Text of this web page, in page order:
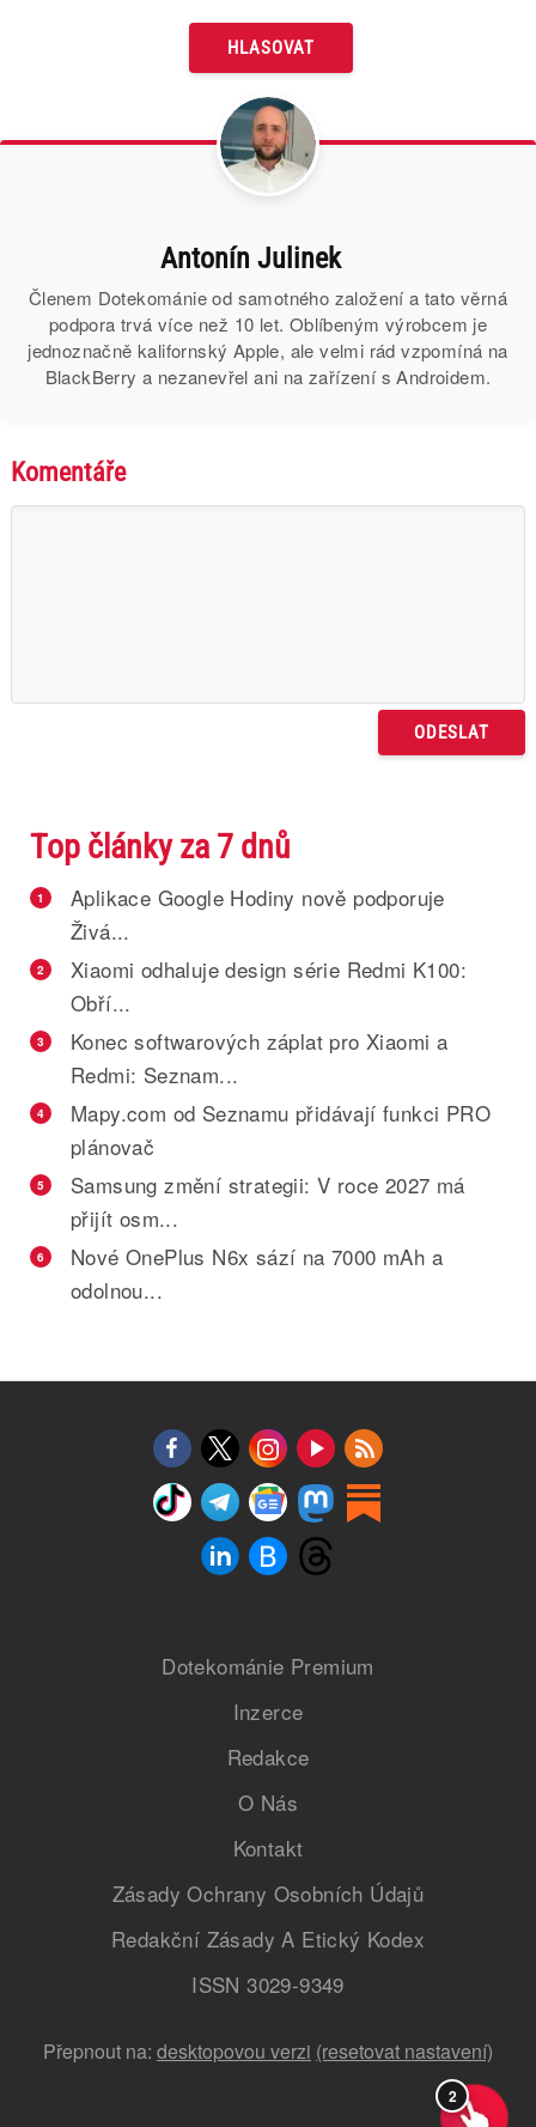
Antonín Julinek
Členem Dotekománie od samotného založení a tato věrná
podpora trvá více než 10 let. Oblíbeným výrobcem je
jednoznačně kalifornský Apple, ale velmi rád vzpomíná na
BlackBerry a nezanevřel ani na zařízení s Androidem.
Komentáře
Top články za 7 dnů
1
Aplikace Google Hodiny nově podporuje
Živá...
2
Xiaomi odhaluje design série Redmi K100:
Obří...
3
Konec softwarových záplat pro Xiaomi a
Redmi: Seznam...
4
Mapy.com od Seznamu přidávají funkci PRO
plánovač
5
Samsung změní strategii: V roce 2027 má
přijít osm...
6
Nové OnePlus N6x sází na 7000 mAh a
odolnou...
Dotekománie Premium
Inzerce
Redakce
O Nás
Kontakt
Zásady Ochrany Osobních Údajů
Redakční Zásady A Etický Kodex
ISSN 3029-9349
Přepnout na: desktopovou verzi (resetovat nastavení)
2